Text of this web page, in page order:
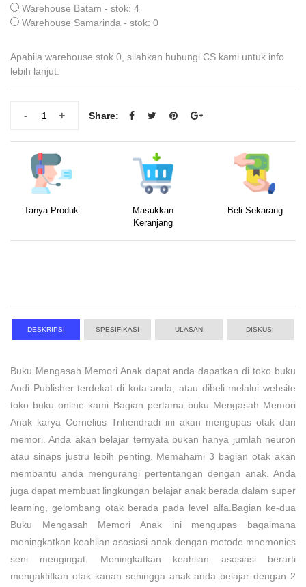
Warehouse Batam - stok: 4
Warehouse Samarinda - stok: 0
Apabila warehouse stok 0, silahkan hubungi CS kami untuk info
lebih lanjut.
+
- Share:
Tanya Produk
Masukkan
Keranjang
Beli Sekarang
DESKRIPSI SPESIFIKASI ULASAN DISKUSI
Buku Mengasah Memori Anak dapat anda dapatkan di toko buku
Andi Publisher terdekat di kota anda, atau dibeli melalui website
toko buku online kami Bagian pertama buku Mengasah Memori
Anak karya Cornelius Trihendradi ini akan mengupas otak dan
memori. Anda akan belajar ternyata bukan hanya jumlah neuron
atau sinaps justru lebih penting. Memahami 3 bagian otak akan
membantu anda mengurangi pertentangan dengan anak. Anda
juga dapat membuat lingkungan belajar anak berada dalam super
learning, gelombang otak berada pada level alfa.Bagian ke-dua
Buku Mengasah Memori Anak ini mengupas bagaimana
meningkatkan keahlian asosiasi anak dengan metode mnemonics
seni mengingat. Meningkatkan keahlian asosiasi berarti
mengaktifkan otak kanan sehingga anak anda belajar dengan 2